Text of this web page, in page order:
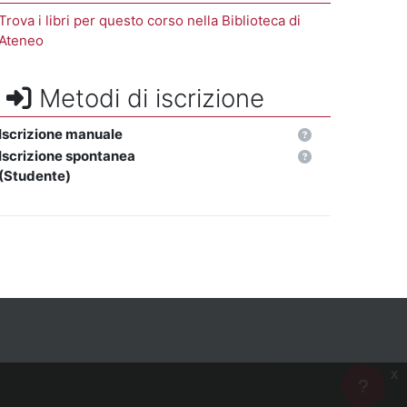
x
i libri per questo corso nella Biblioteca di
Metodi di iscrizione
Iscrizione manuale
Iscrizione spontanea
(Studente)